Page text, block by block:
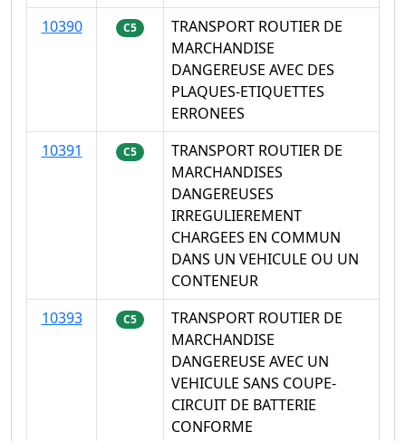
10390
C5
TRANSPORT ROUTIER DE
MARCHANDISE
DANGEREUSE AVEC DES
PLAQUES-ETIQUETTES
ERRONEES
10391
C5
TRANSPORT ROUTIER DE
MARCHANDISES
DANGEREUSES
IRREGULIEREMENT
CHARGEES EN COMMUN
DANS UN VEHICULE OU UN
CONTENEUR
10393
C5
TRANSPORT ROUTIER DE
MARCHANDISE
DANGEREUSE AVEC UN
VEHICULE SANS COUPE-
CIRCUIT DE BATTERIE
CONFORME